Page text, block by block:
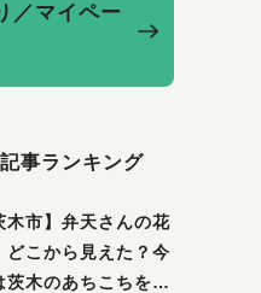
／マイペー
事ランキング
木市】弁天さんの花
どこから見えた？今
茨木のあちこちを巡